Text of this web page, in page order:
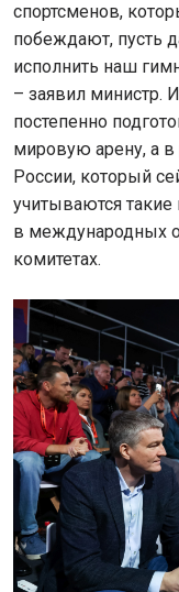
спортсменов,
побеждают, пусть
исполнить наш
– заявил министр.
постепенно
мировую арену, а в
России, который
учитываются такие
в международных
комитетах.